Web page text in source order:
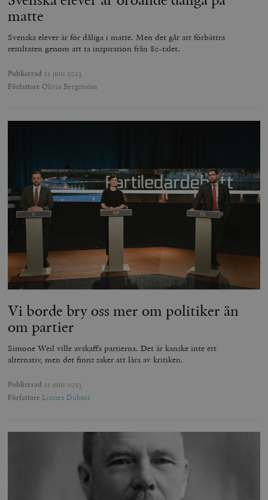
matte
Svenska elever är för dåliga i matte. Men det går att förbättra
resultaten genom att ta inspiration från 80-talet.
Publicerad 21 juni 2023
Författare Olivia Bergström
Vi borde bry oss mer om politiker än
om partier
Simone Weil ville avskaffa partierna. Det är kanske inte ett
alternativ, men det finns saker att lära av kritiken.
Publicerad 21 juni 2023
Författare Linnea Dubois